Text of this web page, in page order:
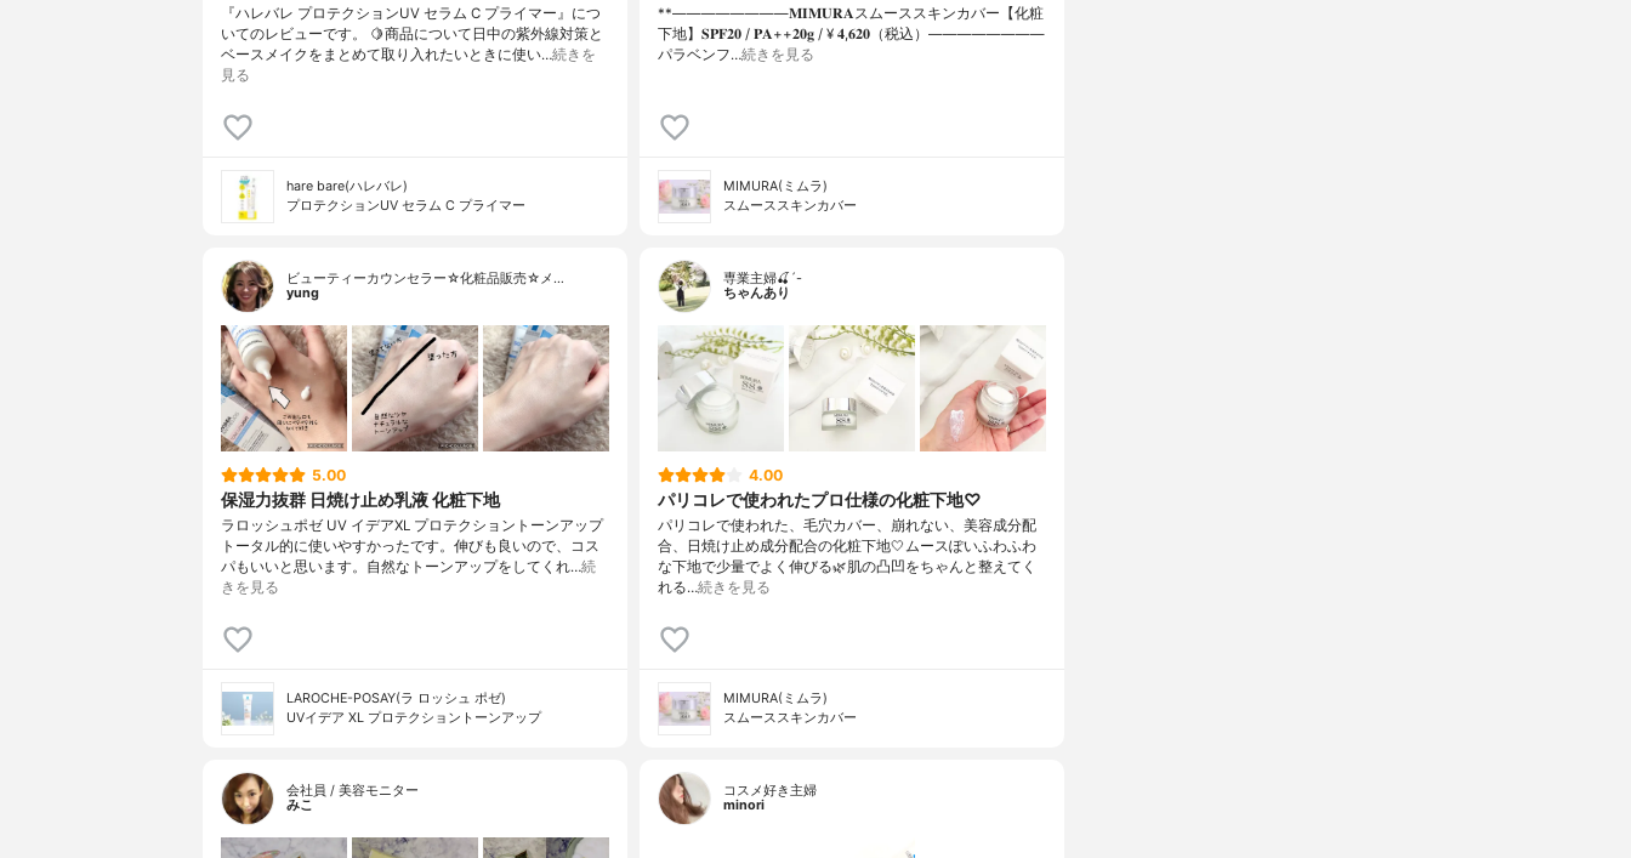
『ハレバレ プロテクションUV セラム C プライマー』につ
いてのレビューです。 🍋商品について日中の紫外線対策と
ベースメイクをまとめて取り入れたいときに使い…続きを
見る
hare bare(ハレバレ)
プロテクションUV セラム C プライマー
**⁡⁡⁡————————⁡𝐌𝐈𝐌𝐔𝐑𝐀スムーススキンカバー【化粧
下地】𝐒𝐏𝐅𝟐𝟎 / 𝐏𝐀++⁡𝟐𝟎𝐠 / ¥ 𝟒,𝟔𝟐𝟎（税込）⁡————————
パラベンフ…続きを見る
MIMURA(ミムラ)
スムーススキンカバー
ビューティーカウンセラー☆化粧品販売☆メ…
yung
5.00
保湿力抜群 日焼け止め乳液 化粧下地
ラロッシュポゼ UV イデアXL プロテクショントーンアップ
トータル的に使いやすかったです。伸びも良いので、コス
パもいいと思います。自然なトーンアップをしてくれ…続
きを見る
LAROCHE-POSAY(ラ ロッシュ ポゼ)
UVイデア XL プロテクショントーンアップ
専業主婦🍒´-
ちゃんあり
4.00
パリコレで使われたプロ仕様の化粧下地♡
パリコレで使われた、毛穴カバー、崩れない、美容成分配
合、日焼け止め成分配合の化粧下地🤍ムースぽいふわふわ
な下地で少量でよく伸びる🌿肌の凸凹をちゃんと整えてく
れる…続きを見る
MIMURA(ミムラ)
スムーススキンカバー
会社員 / 美容モニター
みこ
コスメ好き主婦
minori